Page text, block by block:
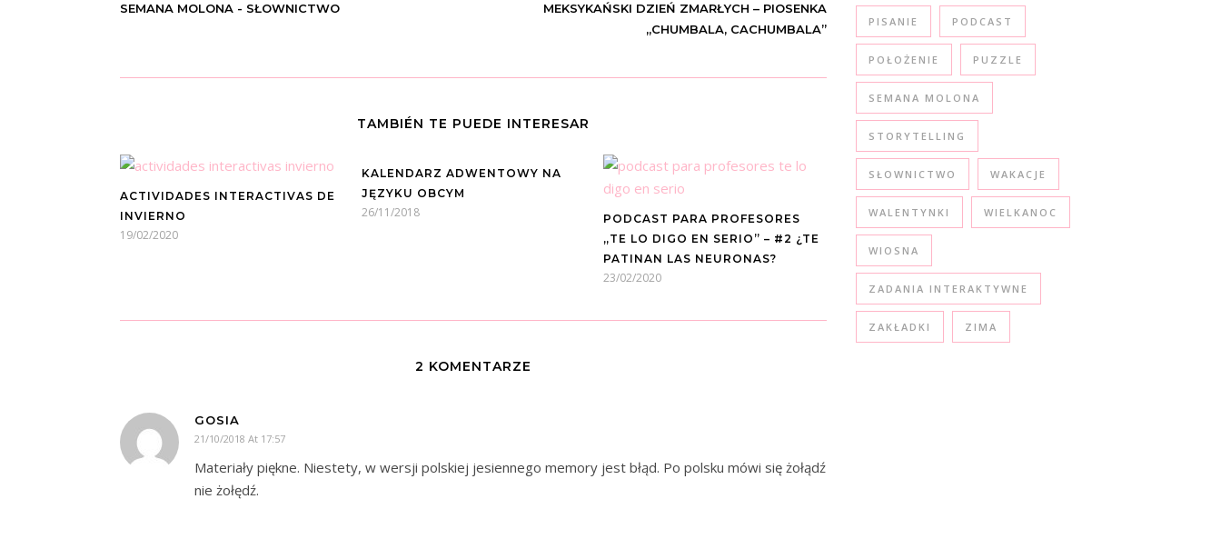
SEMANA MOLONA - SŁOWNICTWO
MEKSYKAŃSKI DZIEŃ ZMARŁYCH – PIOSENKA
„CHUMBALA, CACHUMBALA”
TAMBIÉN TE PUEDE INTERESAR
ACTIVIDADES INTERACTIVAS DE
INVIERNO
19/02/2020
KALENDARZ ADWENTOWY NA
JĘZYKU OBCYM
26/11/2018
PODCAST PARA PROFESORES
„TE LO DIGO EN SERIO” – #2 ¿TE
PATINAN LAS NEURONAS?
23/02/2020
2 KOMENTARZE
GOSIA
21/10/2018 At 17:57
Materiały piękne. Niestety, w wersji polskiej jesiennego memory jest błąd. Po polsku mówi się żołądź
nie żołędź.
PISANIE PODCAST
POŁOŻENIE PUZZLE
SEMANA MOLONA
STORYTELLING
SŁOWNICTWO WAKACJE
WALENTYNKI WIELKANOC
WIOSNA
ZADANIA INTERAKTYWNE
ZAKŁADKI ZIMA